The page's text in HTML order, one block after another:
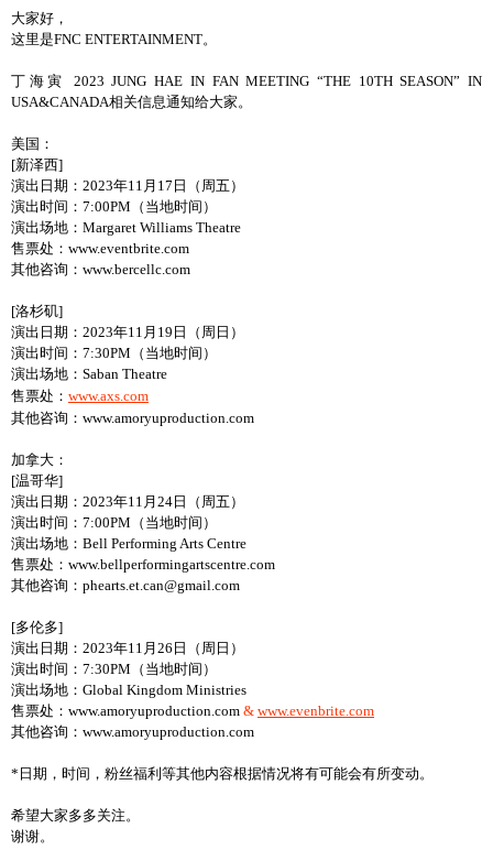
大家好，
这里是FNC ENTERTAINMENT。
丁海寅 2023 JUNG HAE IN FAN MEETING “THE 10TH SEASON” IN
USA&CANADA相关信息通知给大家。
美国：
[新泽西]
演出日期：2023年11月17日（周五）
演出时间：7:00PM（当地时间）
演出场地：Margaret Williams Theatre
售票处：www.eventbrite.com
其他咨询：www.bercellc.com
[洛杉矶]
演出日期：2023年11月19日（周日）
演出时间：7:30PM（当地时间）
演出场地：Saban Theatre
售票处： www.axs.com
其他咨询：www.amoryuproduction.com
加拿大：
[温哥华]
演出日期：2023年11月24日（周五）
演出时间：7:00PM（当地时间）
演出场地：Bell Performing Arts Centre
售票处：www.bellperformingartscentre.com
其他咨询：phearts.et.can@gmail.com
[多伦多]
演出日期：2023年11月26日（周日）
演出时间：7:30PM（当地时间）
演出场地：Global Kingdom Ministries
售票处：www.amoryuproduction.com & www.evenbrite.com
其他咨询：www.amoryuproduction.com
*日期，时间，粉丝福利等其他内容根据情况将有可能会有所变动。
希望大家多多关注。
谢谢。